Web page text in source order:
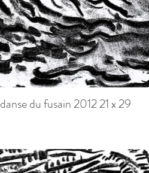
danse du fusain 2012 21 x 29